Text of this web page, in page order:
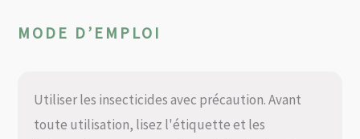
MODE D’EMPLOI
Utiliser les insecticides avec précaution. Avant
toute utilisation, lisez l'étiquette et les